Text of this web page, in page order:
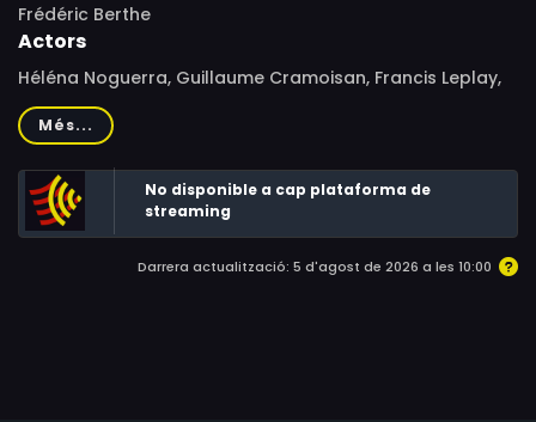
Frédéric Berthe
Actors
Héléna Noguerra, Guillaume Cramoisan, Francis Leplay,
Patrick Descamps, Philippe Magnan, Thierry Gimenez
Més...
No disponible a cap plataforma de
streaming
Darrera actualització: 5 d'agost de 2026 a les 10:00